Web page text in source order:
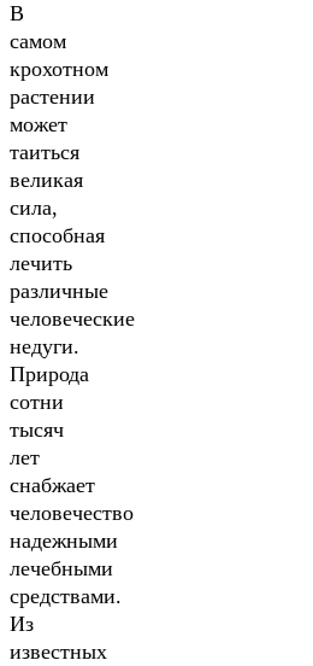
В
самом
крохотном
растении
может
таиться
великая
сила,
способная
лечить
различные
человеческие
недуги.
Природа
сотни
тысяч
лет
снабжает
человечество
надежными
лечебными
средствами.
Из
известных